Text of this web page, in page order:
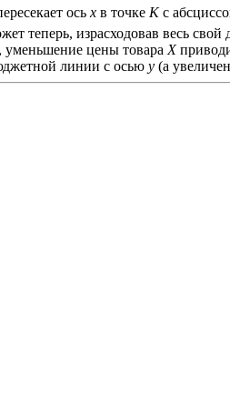
осьх в точке Kс
теперь, израсходовав весь свой
уменьшение цены товара Х
линии с осью y (а